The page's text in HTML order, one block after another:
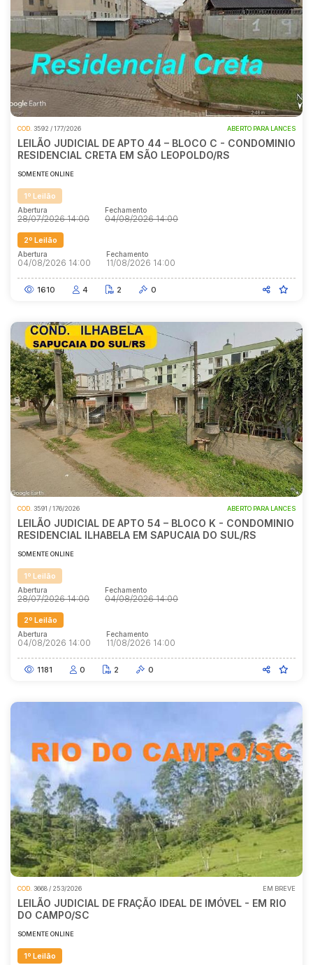
COD. 3592 / 177/2026 ABERTO PARA LANCES
LEILÃO JUDICIAL DE APTO 44 – BLOCO C - CONDOMINIO
RESIDENCIAL CRETA EM SÃO LEOPOLDO/RS
SOMENTE ONLINE
1º Leilão
Abertura
28/07/2026 14:00
Fechamento
04/08/2026 14:00
2º Leilão
Abertura
04/08/2026 14:00
Fechamento
11/08/2026 14:00
1610 4 2 0
COD. 3591 / 176/2026 ABERTO PARA LANCES
LEILÃO JUDICIAL DE APTO 54 – BLOCO K - CONDOMINIO
RESIDENCIAL ILHABELA EM SAPUCAIA DO SUL/RS
SOMENTE ONLINE
1º Leilão
Abertura
28/07/2026 14:00
Fechamento
04/08/2026 14:00
2º Leilão
Abertura
04/08/2026 14:00
Fechamento
11/08/2026 14:00
1181 0 2 0
COD. 3668 / 253/2026 EM BREVE
LEILÃO JUDICIAL DE FRAÇÃO IDEAL DE IMÓVEL - EM RIO
DO CAMPO/SC
SOMENTE ONLINE
1º Leilão